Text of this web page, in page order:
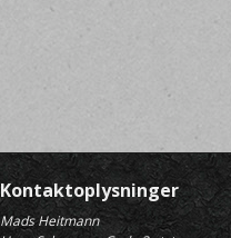
Kontaktoplysninger
Mads Heitmann